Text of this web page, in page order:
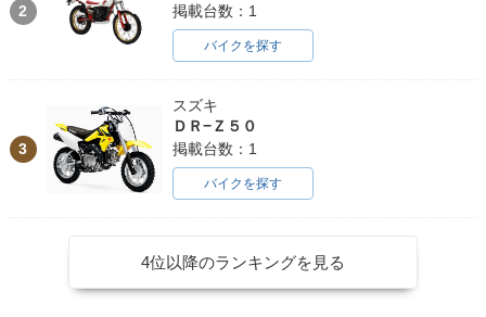
2
掲載台数：1
バイクを探す
3
スズキ
ＤＲ−Ｚ５０
掲載台数：1
バイクを探す
4位以降のランキングを見る